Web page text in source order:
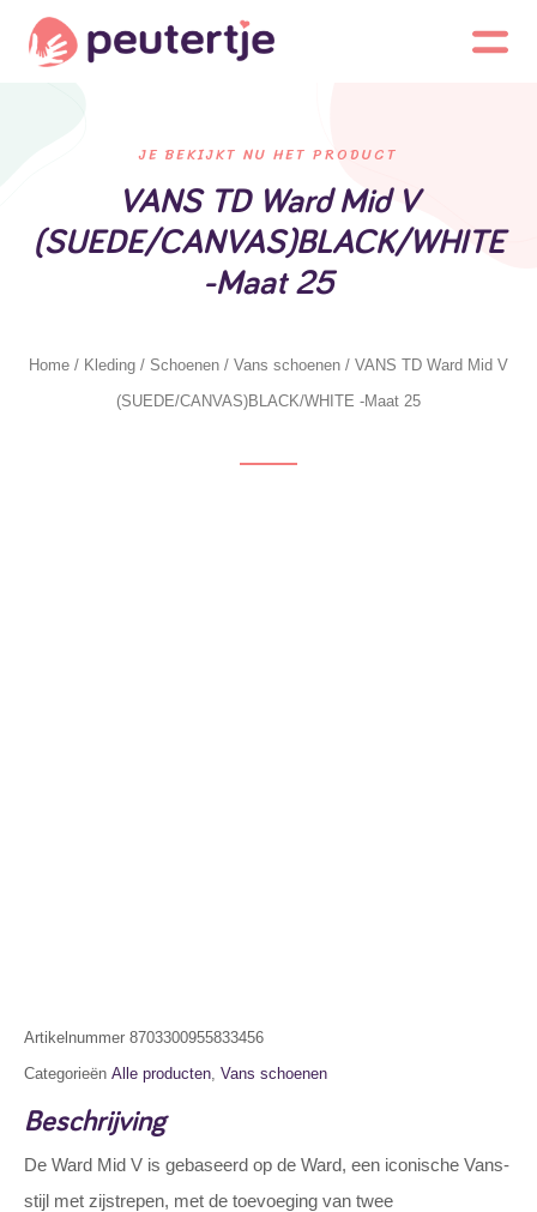
JE BEKIJKT NU HET PRODUCT
VANS TD Ward Mid V
(SUEDE/CANVAS)BLACK/WHITE
-Maat 25
Home / Kleding / Schoenen / Vans schoenen / VANS TD Ward Mid V
(SUEDE/CANVAS)BLACK/WHITE -Maat 25
Artikelnummer 8703300955833456
Categorieën Alle producten, Vans schoenen
Beschrijving
De Ward Mid V is gebaseerd op de Ward, een iconische Vans-
stijl met zijstrepen, met de toevoeging van twee